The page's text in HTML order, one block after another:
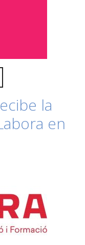
la
en